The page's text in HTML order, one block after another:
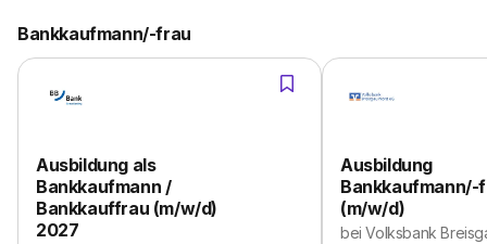
Bankkaufmann/-frau
Ausbildung als
Bankkaufmann /
Bankkauffrau (m/w/d)
2027
Ausbildung
Bankkaufmann/-
(m/w/d)
beiVolksbank